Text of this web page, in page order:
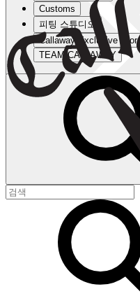
Customs
피팅 스튜디오
Callaway Exclusive Store
TEAM CALLAWAY